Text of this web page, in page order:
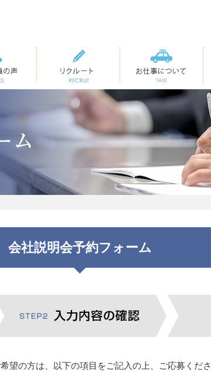
の声 リクルート お仕事について
会社説明会予約フォーム
望の方は、以下の項目をご記入の上、ご応募くだ